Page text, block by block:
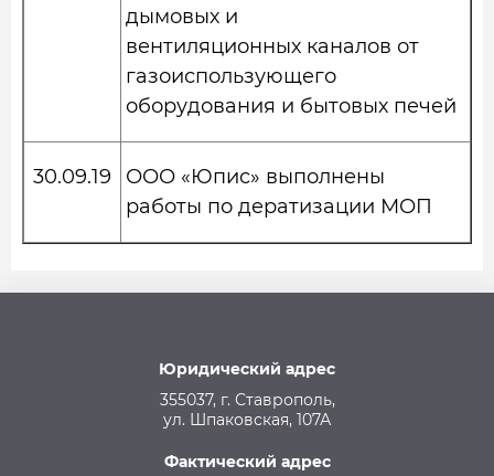
дымовых и
вентиляционных каналов от
газоиспользующего
оборудования и бытовых печей
30.09.19
ООО «Юпис» выполнены
работы по дератизации МОП
Юридический адрес
355037, г. Ставрополь,
ул. Шпаковская, 107А
Фактический адрес